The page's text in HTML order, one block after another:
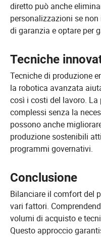
diretto può anche
personalizzazioni se
di garanzia e optare per
Tecniche
Tecniche di produzione
la robotica avanzata
così i costi del lavoro.
complessi senza la
possono anche
produzione sostenibili
programmi governativi.
Conclusione
Bilanciare il comfort del
vari fattori.
volumi di acquisto e
Questo approccio